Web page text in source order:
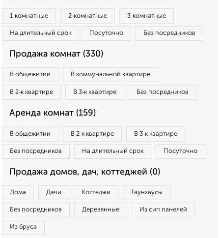
1‑комнатные 2‑комнатные 3‑комнатные
На длительный срок Посуточно Без посредников
Продажа комнат (330)
В общежитии В коммунальной квартире
В 2‑к квартире В 3‑к квартире Без посредников
Аренда комнат (159)
В общежитии В 2‑к квартире В 3‑к квартире
Без посредников На длительный срок Посуточно
Продажа домов, дач, коттеджей (0)
Дома Дачи Коттеджи Таунхаусы
Без посредников Деревянные Из сип панелей
Из бруса